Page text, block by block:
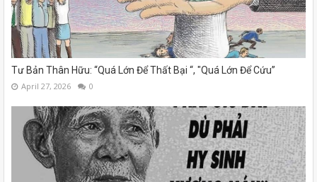
Tư Bản Thân Hữu: “Quá Lớn Để Thất Bại “, "Quá Lớn Để Cứu”
April 27, 2026 0